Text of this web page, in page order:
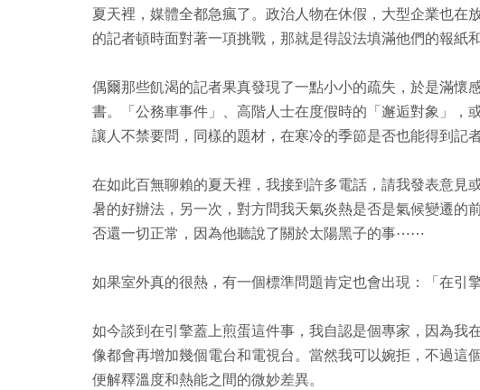
夏天裡，媒體全都急瘋了。政治人物在休假，大型企業也在
的記者頓時面對著一項挑戰，那就是得設法填滿他們的報紙
偶爾那些飢渴的記者果真發現了一點小小的疏失，於是滿懷
書。「公務車事件」、高階人士在度假時的「邂逅對象」，
讓人不禁要問，同樣的題材，在寒冷的季節是否也能得到記者
在如此百無聊賴的夏天裡，我接到許多電話，請我發表意見
暑的好辦法，另一次，對方問我天氣炎熱是否是氣候變遷的
否還一切正常，因為他聽說了關於太陽黑子的事⋯⋯
如果室外真的很熱，有一個標準問題肯定也會出現：「在引
如今談到在引擎蓋上煎蛋這件事，我自認是個專家，因為我
像都會再增加幾個電台和電視台。當然我可以婉拒，不過這
便解釋溫度和熱能之間的微妙差異。